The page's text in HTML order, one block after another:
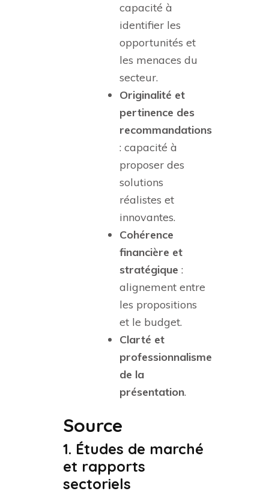
capacité à
identifier les
opportunités et
les menaces du
secteur.
Originalité et
pertinence des
recommandations
: capacité à
proposer des
solutions
réalistes et
innovantes.
Cohérence
financière et
stratégique :
alignement entre
les propositions
et le budget.
Clarté et
professionnalisme
de la
présentation.
Source
1. Études de marché
et rapports
sectoriels